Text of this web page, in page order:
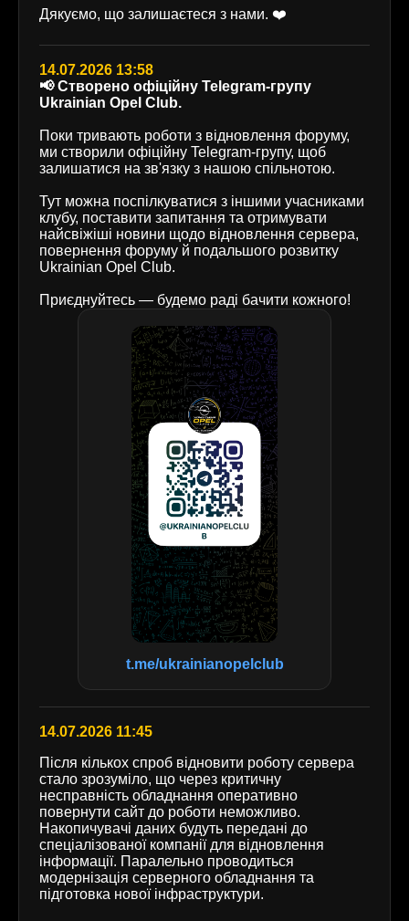
Дякуємо, що залишаєтеся з нами. ❤️
14.07.2026 13:58
📢 Створено офіційну Telegram-групу
Ukrainian Opel Club.
Поки тривають роботи з відновлення форуму,
ми створили офіційну Telegram-групу, щоб
залишатися на зв'язку з нашою спільнотою.
Тут можна поспілкуватися з іншими учасниками
клубу, поставити запитання та отримувати
найсвіжіші новини щодо відновлення сервера,
повернення форуму й подальшого розвитку
Ukrainian Opel Club.
Приєднуйтесь — будемо раді бачити кожного!
t.me/ukrainianopelclub
14.07.2026 11:45
Після кількох спроб відновити роботу сервера
стало зрозуміло, що через критичну
несправність обладнання оперативно
повернути сайт до роботи неможливо.
Накопичувачі даних будуть передані до
спеціалізованої компанії для відновлення
інформації. Паралельно проводиться
модернізація серверного обладнання та
підготовка нової інфраструктури.